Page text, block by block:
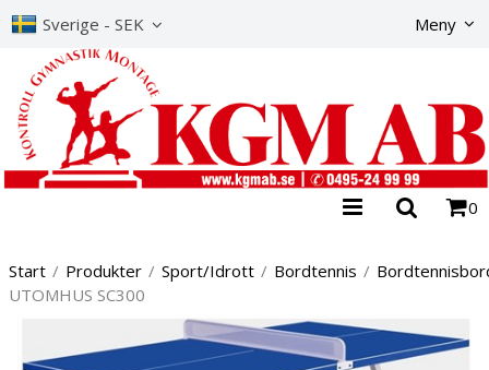
Sverige - SEK Meny
0
Start / Produkter / Sport/Idrott / Bordtennis /
UTOMHUS SC300